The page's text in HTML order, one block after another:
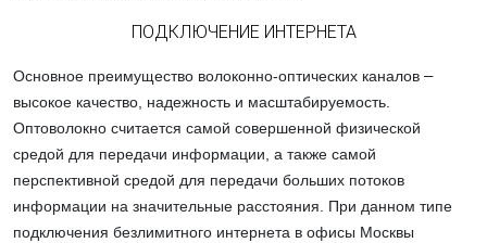
ПОДКЛЮЧЕНИЕ ИНТЕРНЕТА
Основное преимущество волоконно-оптических каналов –
высокое качество, надежность и масштабируемость.
Оптоволокно считается самой совершенной физической
средой для передачи информации, а также самой
перспективной средой для передачи больших потоков
информации на значительные расстояния. При данном типе
подключения безлимитного интернета в офисы Москвы